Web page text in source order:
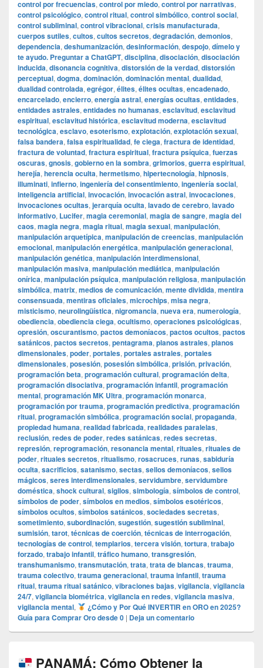
control por frecuencias, control por miedo, control por narrativas,
control psicológico, control ritual, control simbólico, control social,
control subliminal, control vibracional, crisis manufacturada,
cuerpos sutiles, cultos, cultos secretos, degradación, demonios,
dependencia, deshumanización, desinformación, despojo, dímelo y
te ayudo. Preguntar a ChatGPT, disciplina, disociación, disociación
inducida, disonancia cognitiva, distorsión de la verdad, distorsión
perceptual, dogma, dominación, dominación mental, dualidad,
dualidad controlada, egrégor, élites, élites ocultas, encadenado,
encarcelado, encierro, energía astral, energías ocultas, entidades,
entidades astrales, entidades no humanas, esclavitud, esclavitud
espiritual, esclavitud histórica, esclavitud moderna, esclavitud
tecnológica, esclavo, esoterismo, explotación, explotación sexual,
falsa bandera, falsa espiritualidad, fe ciega, fractura de identidad,
fractura de voluntad, fractura espiritual, fractura psíquica, fuerzas
oscuras, gnosis, gobierno en la sombra, grimorios, guerra espiritual,
herejía, herencia oculta, hermetismo, hipertecnología, hipnosis,
illuminati, infierno, ingeniería del consentimiento, ingeniería social,
inteligencia artificial, invocación, invocación astral, invocaciones,
invocaciones ocultas, jerarquía oculta, lavado de cerebro, lavado
informativo, Lucifer, magia ceremonial, magia de sangre, magia del
caos, magia negra, magia ritual, magia sexual, manipulación,
manipulación arquetípica, manipulación de creencias, manipulación
emocional, manipulación energética, manipulación generacional,
manipulación genética, manipulación interdimensional,
manipulación masiva, manipulación mediática, manipulación
onírica, manipulación psíquica, manipulación religiosa, manipulación
simbólica, matrix, medios de comunicación, mente dividida, mentira
consensuada, mentiras oficiales, microchips, misa negra,
misticismo, neurolingüística, nigromancia, nueva era, numerología,
obediencia, obediencia ciega, ocultismo, operaciones psicológicas,
opresión, oscurantismo, pactos demoníacos, pactos ocultos, pactos
satánicos, pactos secretos, pentagrama, planos astrales, planos
dimensionales, poder, portales, portales astrales, portales
dimensionales, posesión, posesión simbólica, prisión, privación,
programación beta, programación cultural, programación delta,
programación disociativa, programación infantil, programación
mental, programación MK Ultra, programación monarca,
programación por trauma, programación predictiva, programación
ritual, programación simbólica, programación social, propaganda,
propiedad humana, realidad fabricada, realidades paralelas,
reclusión, redes de poder, redes satánicas, redes secretas,
represión, reprogramación, resonancia mental, rituales, rituales de
poder, rituales secretos, ritualismo, rosacruces, runas, sabiduría
oculta, sacrificios, satanismo, sectas, sellos demoníacos, sellos
mágicos, seres interdimensionales, servidumbre, servidumbre
doméstica, shock cultural, sigilos, simbología, símbolos de control,
símbolos de poder, símbolos en medios, símbolos esotéricos,
símbolos ocultos, símbolos satánicos, sociedades secretas,
sometimiento, subordinación, sugestión, sugestión subliminal,
sumisión, tarot, técnicas de coerción, técnicas de interrogación,
tecnologías de control, templarios, tercera visión, tortura, trabajo
forzado, trabajo infantil, tráfico humano, transgresión,
transhumanismo, transmutación, trata, trata de blancas, trauma,
trauma colectivo, trauma generacional, trauma infantil, trauma
ritual, trauma ritual satánico, vibraciones bajas, vigilancia, vigilancia
24/7, vigilancia biométrica, vigilancia en redes, vigilancia masiva,
vigilancia mental,
¿Cómo y Por Qué INVERTIR en ORO en 2025?
Guía para Comprar Oro desde 0 | Deja un comentario
PANAMÁ: Cómo Obtener la